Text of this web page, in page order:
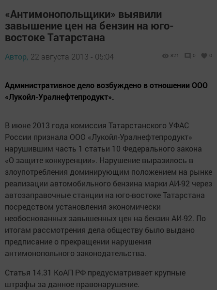
«Антимонопольщики» выявили
завышение цен на бензин на юго-
востоке Татарстана
Автор, 22 августа 2013 - 05:04 821 0 0
Административное дело возбуждено в отношении ООО
«Лукойл-Уралнефтепродукт».
В июне 2013 года комиссия Татарстанского УФАС
России признала ООО «Лукойл-Уралнефтепродукт»
нарушившим часть 1 статьи 10 Федерального закона
«О защите конкуренции». Нарушение выразилось в
злоупотребления доминирующим положением на рынке
реализации автомобильного бензина марки АИ-92 через
автозаправочные станции на юго-востоке Татарстана
посредством установления экономически
необоснованных завышенных цен на бензин АИ-92. По
итогам рассмотрения дела обществу было выдано
предписание о прекращении нарушения
антимонопольного законодательства.
Статья 14.31 КоАП РФ предусматривает крупные
штрафы за данное правонарушение.